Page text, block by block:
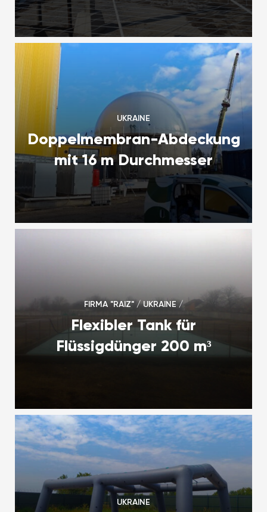
UKRAINE
Doppelmembran-Abdeckung
mit 16 m Durchmesser
FIRMA "RAIZ" / UKRAINE /
Flexibler Tank für
Flüssigdünger 200 m³
UKRAINE